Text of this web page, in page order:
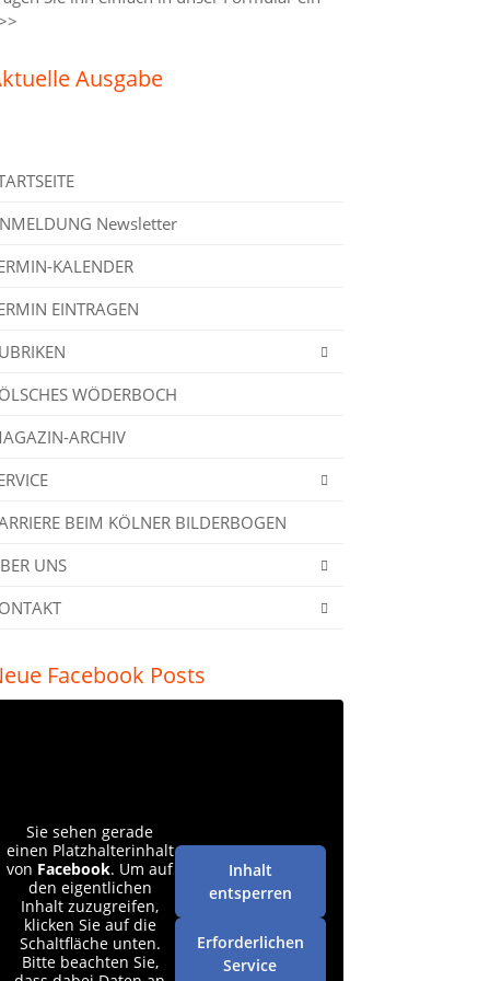
Ausgabe
Newsletter
KALENDER
EINTRAGEN
WÖDERBOCH
ARCHIV
BEIM KÖLNER BILDERBOGEN
UNS
Facebook Posts
Sie sehen gerade
einen Platzhalterinhalt
von Facebook. Um auf
den eigentlichen
Inhalt zuzugreifen,
klicken Sie auf die
Schaltfläche unten.
Bitte beachten Sie,
Inhalt
entsperren
Erforderlichen
Service